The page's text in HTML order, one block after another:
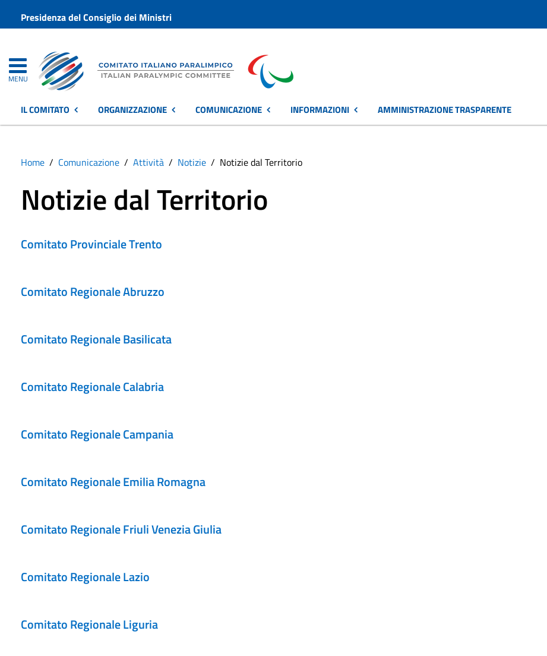
Presidenza del Consiglio dei Ministri
MENU
IL COMITATO ORGANIZZAZIONE COMUNICAZIONE INFORMAZIONI AMMINISTRAZIONE TRASPARENTE
Home Comunicazione Attività Notizie Notizie dal Territorio
Notizie dal Territorio
Comitato Provinciale Trento
Comitato Regionale Abruzzo
Comitato Regionale Basilicata
Comitato Regionale Calabria
Comitato Regionale Campania
Comitato Regionale Emilia Romagna
Comitato Regionale Friuli Venezia Giulia
Comitato Regionale Lazio
Comitato Regionale Liguria